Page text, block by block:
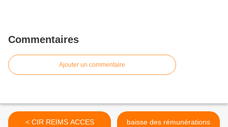
Commentaires
Ajouter un commentaire
< CIR REIMS ACCES
baisse des rémunérations